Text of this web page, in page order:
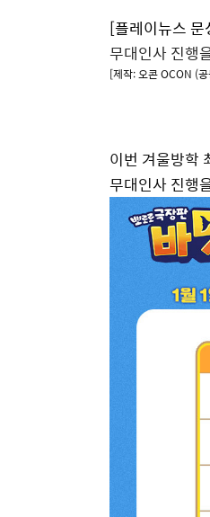
[플레이뉴스 문
무대인사 진행
[제작: 오콘 OCON (
이번 겨울방학
무대인사 진행